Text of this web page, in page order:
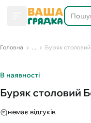
Головна ... Буряк
В наявності
Буряк столовий
немає відгуків